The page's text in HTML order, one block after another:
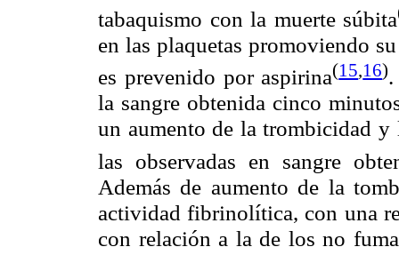
tabaquismo con la muerte súbita
en las plaquetas promoviendo
es prevenido por aspirina(15,16).
la sangre obtenida cinco
un aumento de la trombicidad y
las observadas en sangre
Además de aumento de la
actividad fibrinolítica, con una
con relación a la de los no